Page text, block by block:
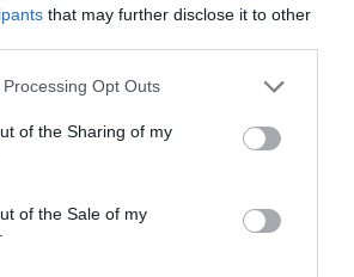
that may further disclose it to other
Opt Outs
of the Sharing of my
of the Sale of my
Βιογραφικό Λεξικό
Κωνσταντίνος (Μυλο- πόταμος
- Δρίσκος, 1912)
Λιβέριος (ή Λιμπεράκης) (Μάνη,